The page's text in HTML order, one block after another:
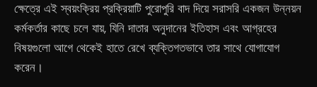
ক্ষেত্রে এই স্বয়ংক্রিয় প্রক্রিয়াটি পুরোপুরি বাদ দিয়ে সরাসরি একজন উন্নয়ন
কর্মকর্তার কাছে চলে যায়, যিনি দাতার অনুদানের ইতিহাস এবং আগ্রহের
বিষয়গুলো আগে থেকেই হাতে রেখে ব্যক্তিগতভাবে তার সাথে যোগাযোগ
করেন।